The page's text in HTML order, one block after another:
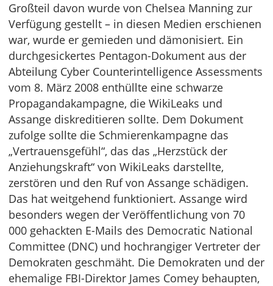
Großteil davon wurde von Chelsea Manning zur
Verfügung gestellt – in diesen Medien erschienen
war, wurde er gemieden und dämonisiert. Ein
durchgesickertes Pentagon-Dokument aus der
Abteilung Cyber Counterintelligence Assessments
vom 8. März 2008 enthüllte eine schwarze
Propagandakampagne, die WikiLeaks und
Assange diskreditieren sollte. Dem Dokument
zufolge sollte die Schmierenkampagne das
„Vertrauensgefühl“, das das „Herzstück der
Anziehungskraft“ von WikiLeaks darstellte,
zerstören und den Ruf von Assange schädigen.
Das hat weitgehend funktioniert. Assange wird
besonders wegen der Veröffentlichung von 70
000 gehackten E-Mails des Democratic National
Committee (DNC) und hochrangiger Vertreter der
Demokraten geschmäht. Die Demokraten und der
ehemalige FBI-Direktor James Comey behaupten,